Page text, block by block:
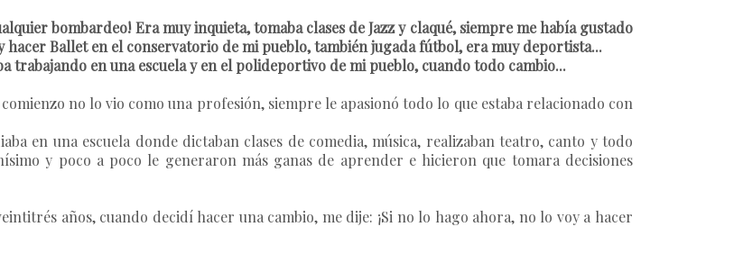
bombardeo! Era muy inquieta, tomaba clases de Jazz y claqué, siempre me había gustado
hacer Ballet en el conservatorio de mi pueblo, también jugada fútbol, era muy deportista...
trabajando en una escuela y en el polideportivo de mi pueblo, cuando todo cambio...
no lo vio como una profesión, siempre le apasionó todo lo que estaba relacionado con
en una escuela donde dictaban clases de comedia, música, realizaban teatro, canto y todo
y poco a poco le generaron más ganas de aprender e hicieron que tomara decisiones
años, cuando decidí hacer una cambio, me dije: ¡Si no lo hago ahora, no lo voy a hacer